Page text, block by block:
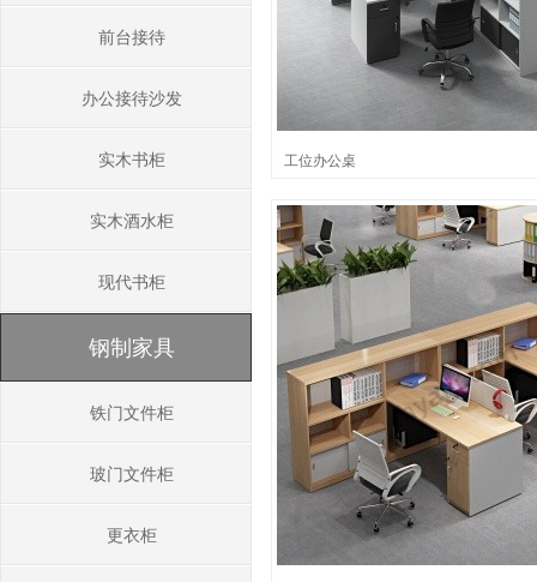
前台接待
办公接待沙发
实木书柜
实木酒水柜
现代书柜
钢制家具
铁门文件柜
玻门文件柜
更衣柜
工位办公桌